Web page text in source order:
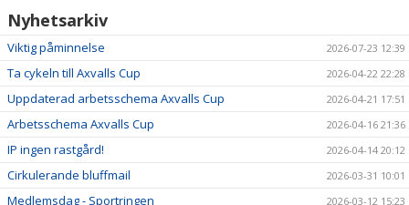
Nyhetsarkiv
Viktig påminnelse 2026-07-23 12:39
Ta cykeln till Axvalls Cup 2026-04-22 22:28
Uppdaterad arbetsschema Axvalls Cup 2026-04-21 17:51
Arbetsschema Axvalls Cup 2026-04-16 21:36
IP ingen rastgård! 2026-04-14 20:12
Cirkulerande bluffmail 2026-03-31 10:01
Medlemsdag - Sportringen 2026-03-12 15:23